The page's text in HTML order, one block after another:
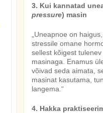
3. Kui kannatad
pressure) masin
„Uneapnoe on
stressile omane
sellest kõigest
masinaga. Enamus
võivad seda aimata,
masinat kasutama,
langema.“
4. Hakka